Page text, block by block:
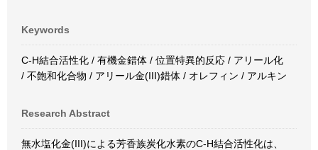
Keywords
C-H結合活性化 / 有機金錯体 / 位置特異的反応 / アリール化
/ 不飽和化合物 / アリール金(III)錯体 / オレフィン / アルキン
Research Abstract
無水塩化金(III)による芳香族炭化水素のC-H結合活性化は、